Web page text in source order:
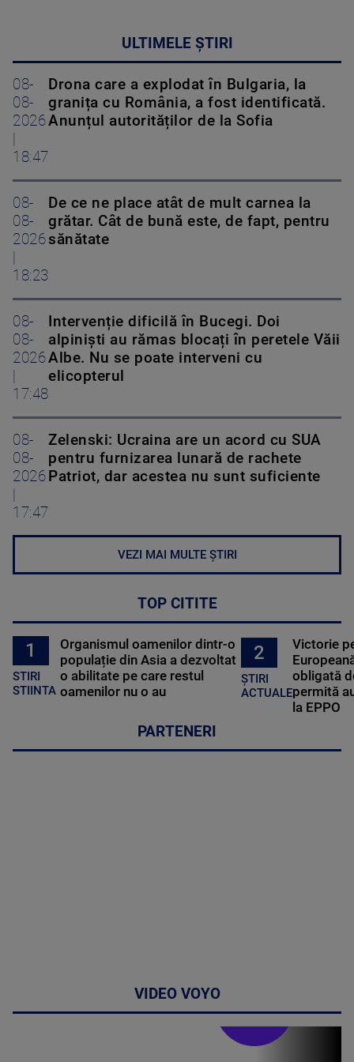
ULTIMELE ȘTIRI
08-
08-
2026
18:47
Drona care a explodat în Bulgaria, la
granița cu România, a fost identificată.
Anunțul autorităților de la Sofia
08-
08-
2026
18:23
De ce ne place atât de mult carnea la
grătar. Cât de bună este, de fapt, pentru
sănătate
08-
08-
2026
17:48
Intervenție dificilă în Bucegi. Doi
alpiniști au rămas blocați în peretele Văii
Albe. Nu se poate interveni cu
elicopterul
08-
08-
2026
17:47
Zelenski: Ucraina are un acord cu SUA
pentru furnizarea lunară de rachete
Patriot, dar acestea nu sunt suficiente
VEZI MAI MULTE ȘTIRI
TOP CITITE
1
STIRI
STIINTA
Organismul oamenilor dintr-o
populație din Asia a dezvoltat
o abilitate pe care restul
oamenilor nu o au
2
ȘTIRI
ACTUALE
Victorie
obligată
permită
la EPPO
PARTENERI
VIDEO VOYO